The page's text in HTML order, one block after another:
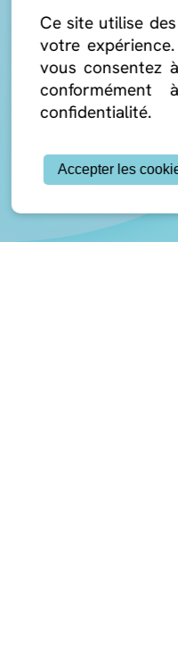
Ce site utilise
votre
vous consentez
confidentialité.
Accepter les